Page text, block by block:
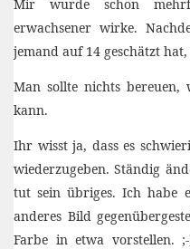
Mir wurde schon
erwachsener wirke.
jemand auf 14 geschätzt
Man sollte nichts
kann.
Ihr wisst ja, dass es
wiederzugeben. Ständig
tut sein übriges. Ich habe
anderes Bild
Farbe in etwa vorstellen.